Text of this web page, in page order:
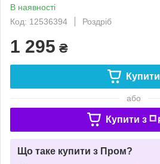
В наявності
Код: 12536394
Роздріб
1 295 ₴
Купити
або
Купити з
Що таке купити з Пром?